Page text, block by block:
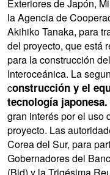
Exteriores de Japón,
la Agencia de
Akihiko Tanaka, para
del proyecto, que está
para la construcción
Interoceánica. La
construcción y el
tecnología japonesa.
gran interés por el uso
proyecto. Las
Corea del Sur, para
Gobernadores del
(Bid) y la Trigésima